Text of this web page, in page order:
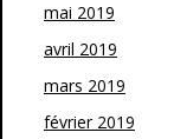
mai 2019
avril 2019
mars 2019
février 2019